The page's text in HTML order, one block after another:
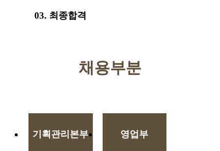
03. 최종합격
채용부분
기획관리본부 영업부